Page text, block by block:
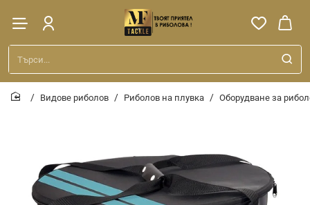
Търси...
Видове риболов Риболов на плувка Оборудване за